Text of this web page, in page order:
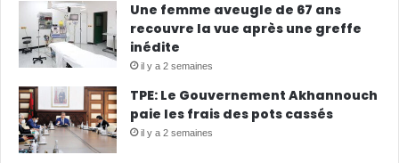
Une femme aveugle de 67 ans
recouvre la vue après une greffe
inédite
il y a 2 semaines
TPE: Le Gouvernement Akhannouch
paie les frais des pots cassés
il y a 2 semaines